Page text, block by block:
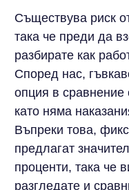
Съществува риск
така че преди да
разбирате как
Според нас,
опция в сравнение
като няма
Въпреки това,
предлагат
проценти, така че
разгледате и